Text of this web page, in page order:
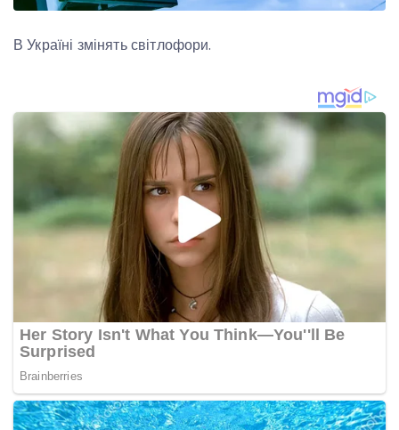
В Україні змінять світлофори.